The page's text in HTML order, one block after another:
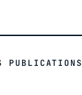
PUBLICATIONS